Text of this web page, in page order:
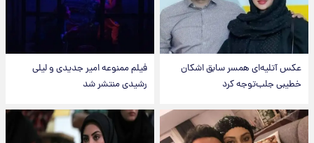
عکس‌ آتلیه‌ای همسر سابق اشکان
خطیبی جلب‌توجه کرد
فیلم ممنوعه امیر جدیدی و لیلی
رشیدی منتشر شد